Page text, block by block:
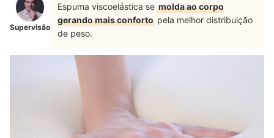
Supervisão
Espuma viscoelástica se molda ao corpo
gerando mais conforto pela melhor distribuição
de peso.